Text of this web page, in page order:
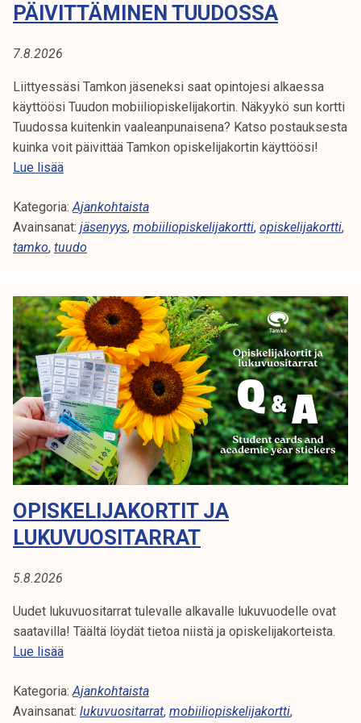
k
r
k
e
a
k
u
l
u
o
p
i
s
k
e
l
i
j
a
u
a
A
:
O
P
I
S
K
E
I
J
A
K
O
R
T
T
I
PÄIVITTÄMINEN TUUDOSSA
7.8.2026
Liittyessäsi Tamkon jäseneksi saat opintojesi alkaessa
käyttöösi Tuudon mobiiliopiskelijakortin. Näkyykö sun kortti
Tuudossa kuitenkin vaaleanpunaisena? Katso postauksesta
kuinka voit päivittää Tamkon opiskelijakortin käyttöösi!
Lue lisääT
m
k
o
o
b
i
i
l
i
o
p
i
s
k
e
l
a
k
o
t
i
Kategoria:Ajankohtaista
Avainsanat: jäsenyys, mobiiliopiskelijakortti, opiskelijakortti,
tamko, tuudo
OPISKELIJAKORTIT JA
LUKUVUOSITARRAT
5.8.2026
Uudet lukuvuositarrat tulevalle alkavalle lukuvuodelle ovat
saatavilla! Täältä löydät tietoa niistä ja opiskelijakorteista.
Lue lisääO
i
s
Kategoria:Ajankohtaista
Avainsanat: lukuvuositarrat, mobiiliopiskelijakortti,